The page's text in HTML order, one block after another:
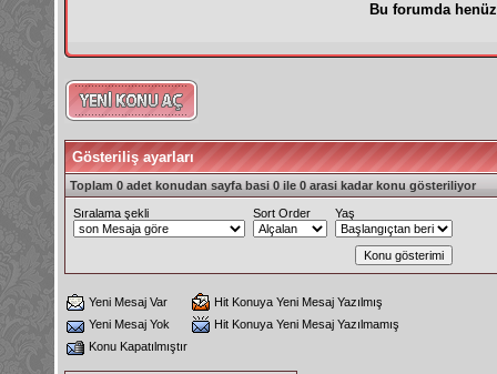
Bu forumda
Gösteriliş ayarları
Toplam 0 adet konudan sayfa basi 0 ile 0 arasi kadar konu gösteriliyor
Sıralama şekli Sort Order Yaş
Yeni Mesaj Var
Hit Konuya Yeni Mesaj Yazılmış
Yeni Mesaj Yok
Hit Konuya Yeni Mesaj Yazılmamış
Konu Kapatılmıştır